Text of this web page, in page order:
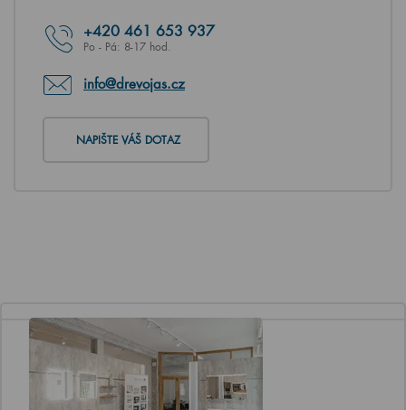
+420 461 653 937
Po - Pá: 8-17 hod.
info@drevojas.cz
NAPIŠTE VÁŠ DOTAZ